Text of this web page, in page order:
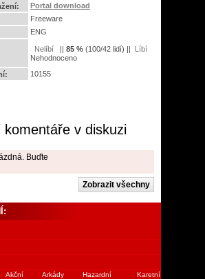
Portal download
Freeware
ENG
|| 85 % (100/42 lidí) ||
Nehodnoceno
10155
komentáře v diskuzi
Buďte
Akční Arkády Hazardní
Karetní